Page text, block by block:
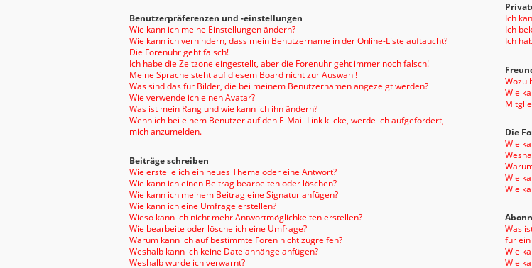
Benutzerpräferenzen und -einstellungen
Wie kann ich meine Einstellungen ändern?
Wie kann ich verhindern, dass mein Benutzername in der Online-Liste auftaucht?
Die Forenuhr geht falsch!
Ich habe die Zeitzone eingestellt, aber die Forenuhr geht immer noch falsch!
Meine Sprache steht auf diesem Board nicht zur Auswahl!
Was sind das für Bilder, die bei meinem Benutzernamen angezeigt werden?
Wie verwende ich einen Avatar?
Was ist mein Rang und wie kann ich ihn ändern?
Wenn ich bei einem Benutzer auf den E-Mail-Link klicke, werde ich aufgefordert,
mich anzumelden.
Beiträge schreiben
Wie erstelle ich ein neues Thema oder eine Antwort?
Wie kann ich einen Beitrag bearbeiten oder löschen?
Wie kann ich meinem Beitrag eine Signatur anfügen?
Wie kann ich eine Umfrage erstellen?
Wieso kann ich nicht mehr Antwortmöglichkeiten erstellen?
Wie bearbeite oder lösche ich eine Umfrage?
Warum kann ich auf bestimmte Foren nicht zugreifen?
Weshalb kann ich keine Dateianhänge anfügen?
Weshalb wurde ich verwarnt?
Ich
Ich
Ich
Wozu
Wie
Die
Wie
Wie
Wie
Was
für ein
Wie
Wie